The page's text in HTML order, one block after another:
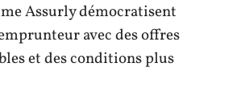
Assurly démocratisent
avec des offres
et des conditions plus